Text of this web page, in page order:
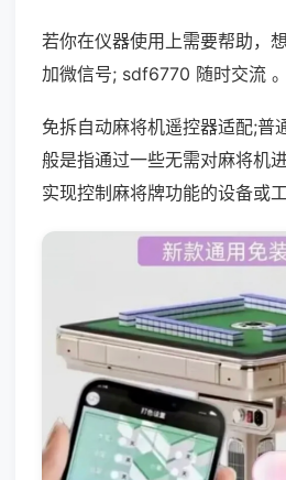
若你在仪器使用上需要帮助，
加微信号; sdf6770 随时交流 。
免拆自动麻将机遥控器适配;普
般是指通过一些无需对麻将机
实现控制麻将牌功能的设备或工